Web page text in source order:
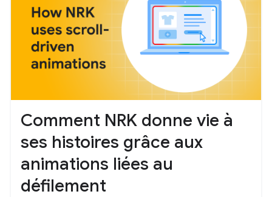
Comment NRK donne vie à
ses histoires grâce aux
animations liées au
défilement